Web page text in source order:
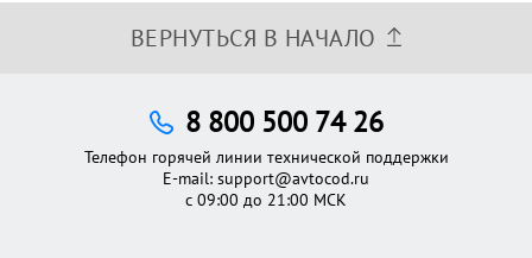
ВЕРНУТЬСЯ В НАЧАЛО
8 800 500 74 26
Телефон горячей линии технической поддержки
E-mail: support@avtocod.ru
с 09:00 до 21:00 МСК